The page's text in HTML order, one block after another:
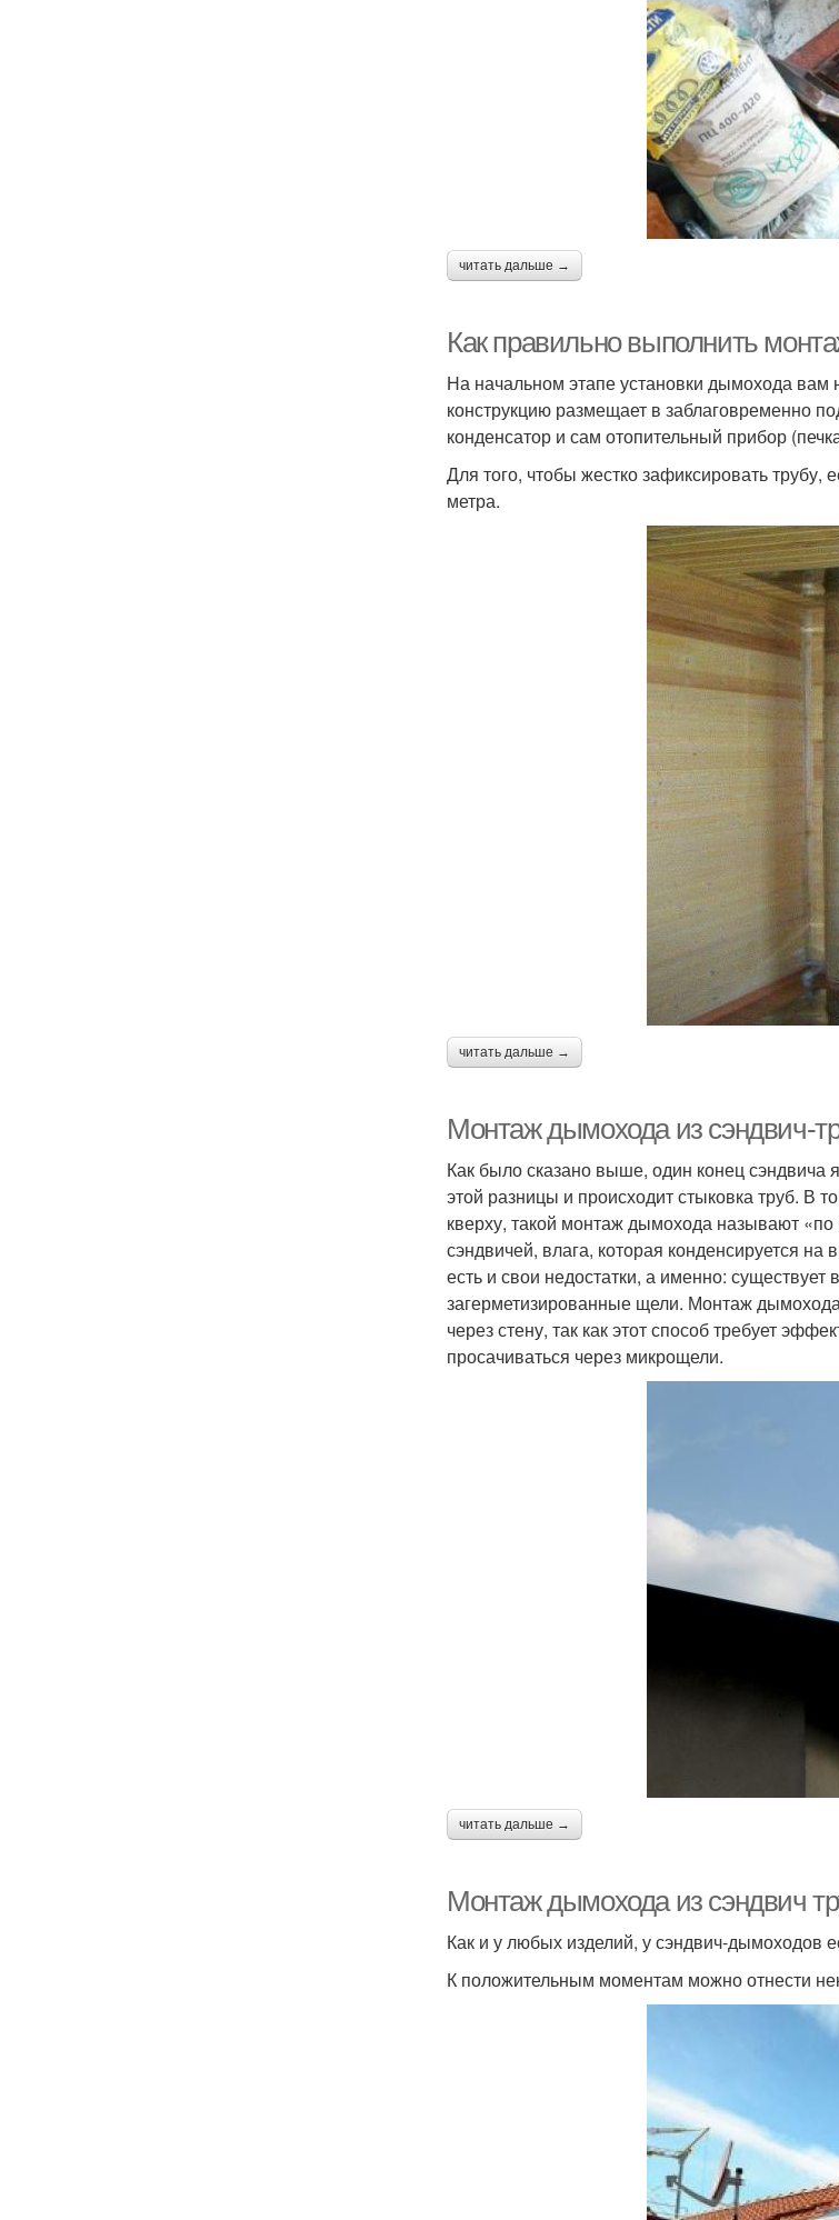
читать дальше →
Как правильно выполнить
На начальном этапе установки дымохода
конструкцию размещает в заблаговременно
конденсатор и сам отопительный прибор
Для того, чтобы жестко зафиксировать
метра.
читать дальше →
Монтаж дымохода из сэндвич-
Как было сказано выше, один конец
этой разницы и происходит стыковка труб. В
кверху, такой монтаж дымохода называют
сэндвичей, влага, которая конденсируется на
есть и свои недостатки, а именно: существует
загерметизированные щели. Монтаж
через стену, так как этот способ требует
просачиваться через микрощели.
читать дальше →
Монтаж дымохода из сэндвич
Как и у любых изделий, у сэндвич-дымоходов
К положительным моментам можно отнести